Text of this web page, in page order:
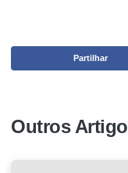
Partilhar
Outros